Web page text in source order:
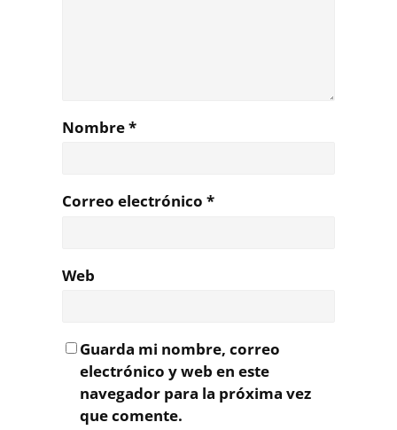
Nombre*
Correo electrónico *
Web
Guarda mi nombre, correo
electrónico y web en este
navegador para la próxima vez
que comente.